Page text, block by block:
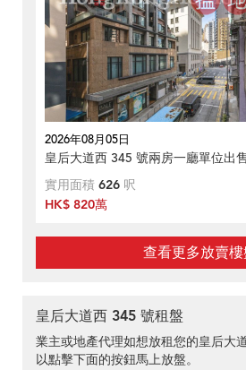
2026年08月05日
皇后大道西 345 號兩房一廳單位出
實用面積 626 呎
HK$ 820萬
查看更多放賣樓
皇后大道西 345 號租盤
業主或地產代理如想放租您的皇后大
以點擊下面的按鈕馬上放盤。